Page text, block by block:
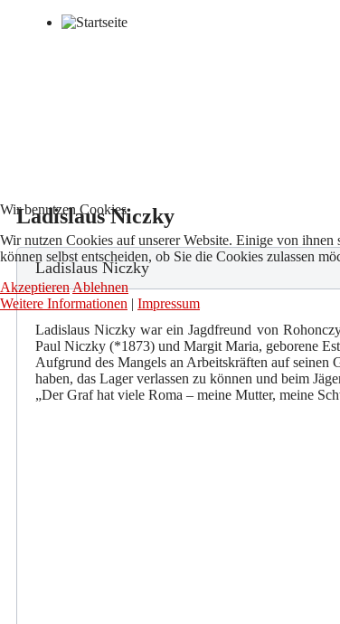
Ladislaus Niczky
Ladislaus Niczky
Ladislaus Niczky war ein Jagdfreund von
Paul Niczky (*1873) und Margit Maria, geborene
Aufgrund des Mangels an Arbeitskräften auf
haben, das Lager verlassen zu können und beim
„Der Graf hat viele Roma – meine Mutter, meine
Wir benutzen Cookies
Wir nutzen Cookies auf unserer Website. Einige von
können selbst entscheiden, ob Sie die Cookies zulassen
AkzeptierenAblehnen
Weitere Informationen | Impressum